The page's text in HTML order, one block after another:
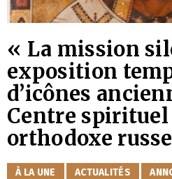
« La mission
exposition
d’icônes
Centre
orthodoxe
CATÉGORIES
À LA UNE ACTUALITÉS